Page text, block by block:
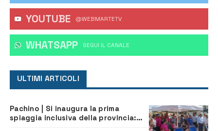
YOUTUBE @WEBMARTETV
WHATSAPP ‎SEGUI IL CANALE
ULTIMI ARTICOLI
Pachino | Si inaugura la prima
spiaggia inclusiva della provincia: